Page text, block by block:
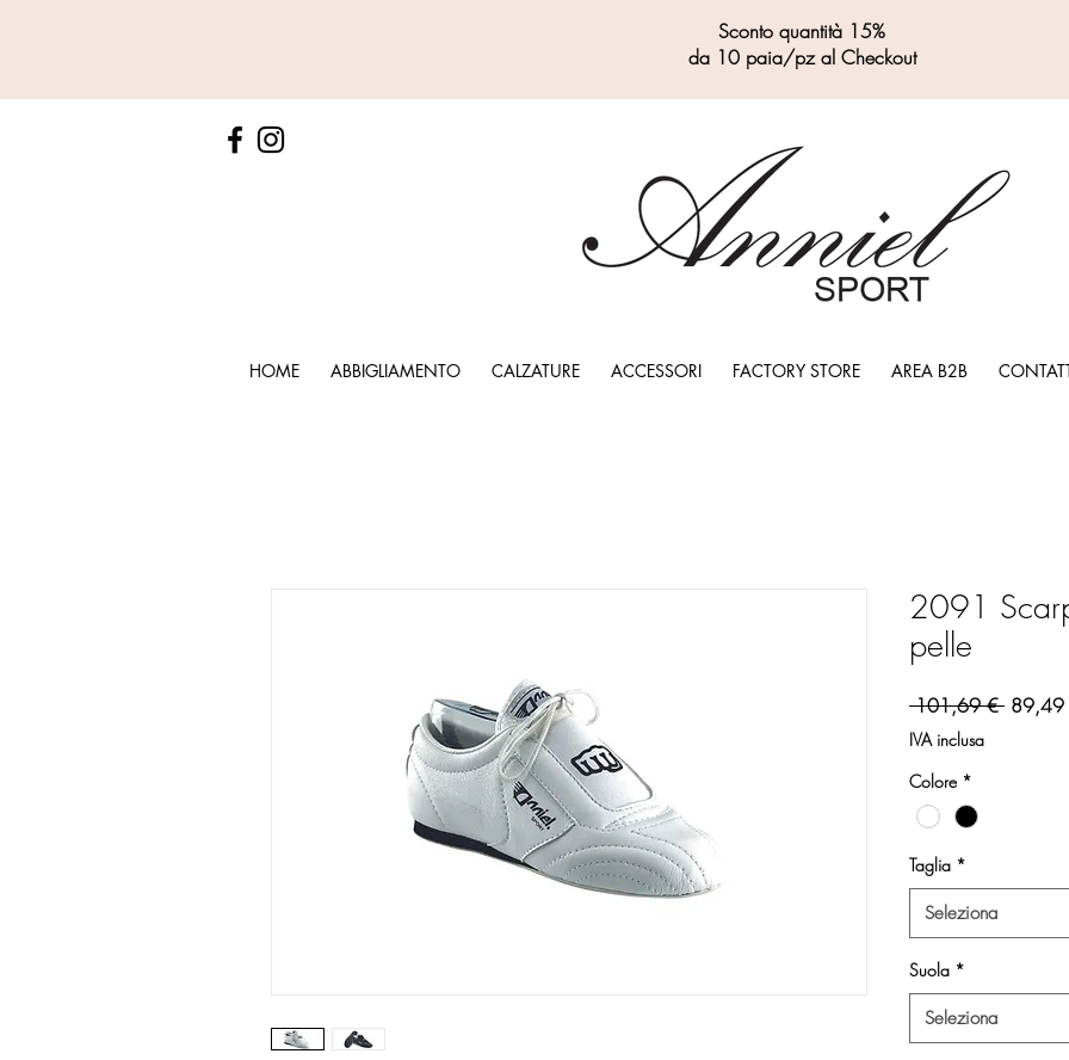
Sconto quantità 15%
da 10 paia/pz al Checkout
HOME ABBIGLIAMENTO CALZATURE ACCESSORI FACTORY STORE AREA B2B
2091
pelle
101,69 € Prezzo
IVA inclusa
Colore *
Taglia *
Seleziona
Suola *
Seleziona